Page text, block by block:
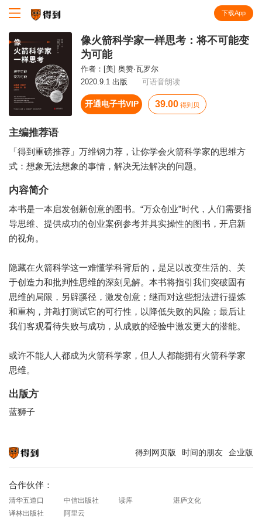
下载App
像火箭科学家一样思考：将不可能变
为可能
作者： [美] 奥赞·瓦罗尔
2020.9.1 出版
可语音朗读
开通电子书VIP 39.00 得到贝
主编推荐语
「得到重磅推荐」万维钢力荐，让你学会火箭科学家的思维方
式：想象无法想象的事情，解决无法解决的问题。
内容简介
本书是一本启发创新创意的图书。“万众创业”时代，人们需要指
导思维、提供成功的创业案例参考并具实操性的图书，开启新
的视角。
隐藏在火箭科学这一难懂学科背后的，是足以改变生活的、关
于创造力和批判性思维的深刻见解。本书将指引我们突破固有
思维的局限，另辟蹊径，激发创意；继而对这些想法进行提炼
和重构，并敲打测试它的可行性，以降低失败的风险；最后让
我们客观看待失败与成功，从成败的经验中激发更大的潜能。
或许不能人人都成为火箭科学家，但人人都能拥有火箭科学家
思维。
出版方
蓝狮子
得到网页版 时间的朋友 企业版
合作伙伴：
清华五道口 中信出版社 读库
湛庐文化
译林出版社
阿里云